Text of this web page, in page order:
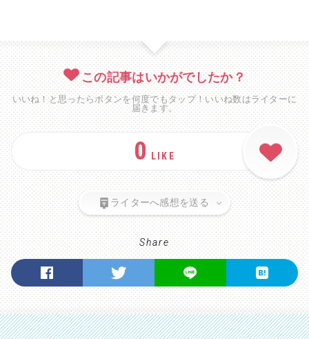
この記事はいかがでしたか？
いいね！と思ったらボタンを何度でもタップ！いいね数はライターに
届きます。
0 LIKE
ライターへ感想を送る
Share